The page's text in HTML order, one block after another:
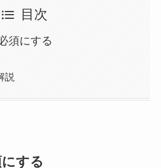
目次
須にする
説
する